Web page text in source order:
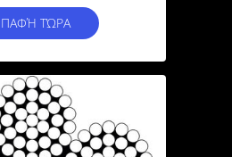
Και Βραχιόνων
ΤΏΡΑ